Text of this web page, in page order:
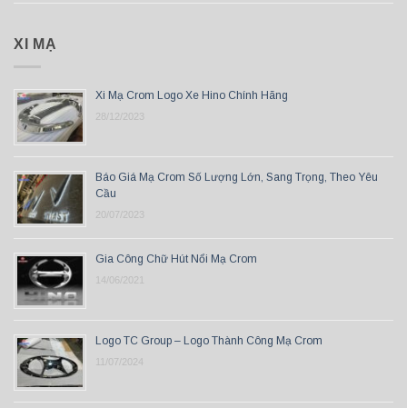
XI MẠ
Xi Mạ Crom Logo Xe Hino Chính Hãng
28/12/2023
Báo Giá Mạ Crom Số Lượng Lớn, Sang Trọng, Theo Yêu
Cầu
20/07/2023
Gia Công Chữ Hút Nổi Mạ Crom
14/06/2021
Logo TC Group – Logo Thành Công Mạ Crom
11/07/2024